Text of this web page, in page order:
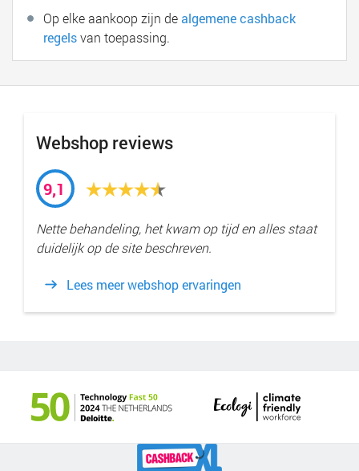
Op elke aankoop zijn dealgemene cashback
regelsvan toepassing.
Webshop reviews
9,1
Nette behandeling, het kwam op tijd en alles staat
duidelijk op de site beschreven.
Lees meer webshop ervaringen